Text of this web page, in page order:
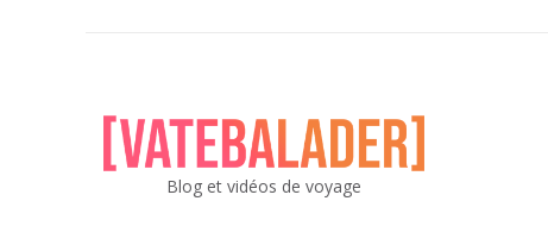
Blog et vidéos de voyage